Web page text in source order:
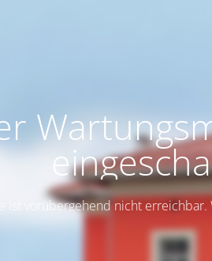
ist vorübergehend nicht